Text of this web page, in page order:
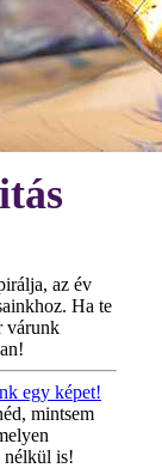
az év
Ha te
várunk
egy képet!
mintsem
nélkül is!